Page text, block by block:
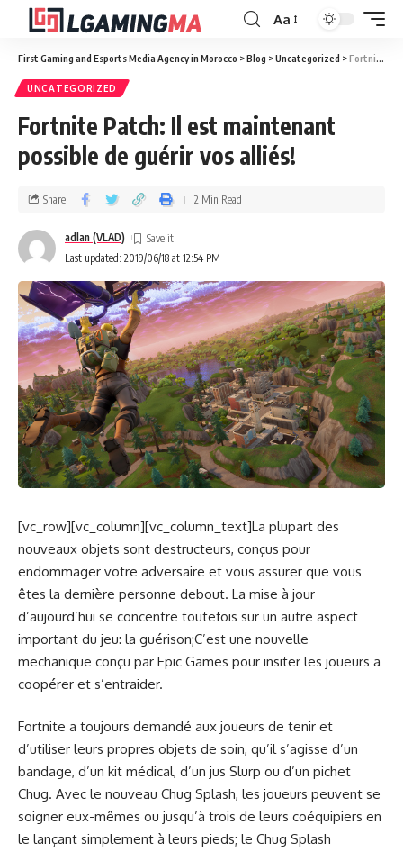
Aa
First Gaming and Esports Media Agency in Morocco >Blog >Uncategorized >Fortnite Patch: Il est maintenant possible de guérir vos alliés!
UNCATEGORIZED
Fortnite Patch: Il est maintenant
possible de guérir vos alliés!
Last updated: 2019/06/18 at 12:54 PM
adlan (VLAD)
Share 2 Min Read
[vc_row][vc_column][vc_column_text]La plupart des
nouveaux objets sont destructeurs, conçus pour
endommager votre adversaire et vous assurer que vous
êtes la dernière personne debout. La mise à jour
d’aujourd’hui se concentre toutefois sur un autre aspect
important du jeu: la guérison;C’est une nouvelle
mechanique conçu par Epic Games pour insiter les joueurs a
coopérer et s’entraider.
Fortnite a toujours demandé aux joueurs de tenir et
d’utiliser leurs propres objets de soin, qu’il s’agisse d’un
bandage, d’un kit médical, d’un jus Slurp ou d’un pichet
Chug. Avec le nouveau Chug Splash, les joueurs peuvent se
soigner eux-mêmes ou jusqu’à trois de leurs coéquipiers en
le lançant simplement à leurs pieds; le Chug Splash